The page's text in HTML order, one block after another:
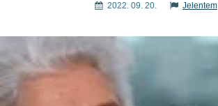
2022. 09. 20. Jelentem